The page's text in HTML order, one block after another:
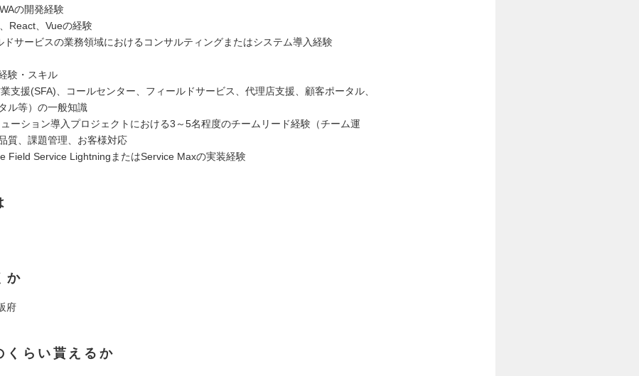
の開発経験
React、Vueの経験
サービスの業務領域におけるコンサルティングまたはシステム導入経験
験・スキル
業支援(SFA)、コールセンター、フィールドサービス、代理店支援、顧客ポータル、
ル等）の一般知識
ューション導入プロジェクトにおける3～5名程度のチームリード経験（チーム運
質、課題管理、お客様対応
Field Service LightningまたはService Maxの実装経験
か
府
くらい貰えるか